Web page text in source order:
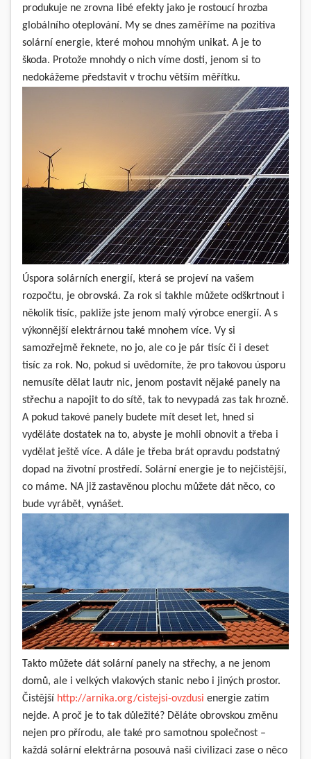
produkuje ne zrovna libé efekty jako je rostoucí hrozba
globálního oteplování. My se dnes zaměříme na pozitiva
solární energie, které mohou mnohým unikat. A je to
škoda. Protože mnohdy o nich víme dosti, jenom si to
nedokážeme představit v trochu větším měřítku.
Úspora solárních energií, která se projeví na vašem
rozpočtu, je obrovská. Za rok si takhle můžete odškrtnout i
několik tisíc, pakliže jste jenom malý výrobce energií. A s
výkonnější elektrárnou také mnohem více. Vy si
samozřejmě řeknete, no jo, ale co je pár tisíc či i deset
tisíc za rok. No, pokud si uvědomíte, že pro takovou úsporu
nemusíte dělat lautr nic, jenom postavit nějaké panely na
střechu a napojit to do sítě, tak to nevypadá zas tak hrozně.
A pokud takové panely budete mít deset let, hned si
vyděláte dostatek na to, abyste je mohli obnovit a třeba i
vydělat ještě více. A dále je třeba brát opravdu podstatný
dopad na životní prostředí. Solární energie je to nejčistější,
co máme. NA již zastavěnou plochu můžete dát něco, co
bude vyrábět, vynášet.
Takto můžete dát solární panely na střechy, a ne jenom
domů, ale i velkých vlakových stanic nebo i jiných prostor.
Čistější http://arnika.org/cistejsi-ovzdusi energie zatím
nejde. A proč je to tak důležité? Děláte obrovskou změnu
nejen pro přírodu, ale také pro samotnou společnost –
každá solární elektrárna posouvá naši civilizaci zase o něco